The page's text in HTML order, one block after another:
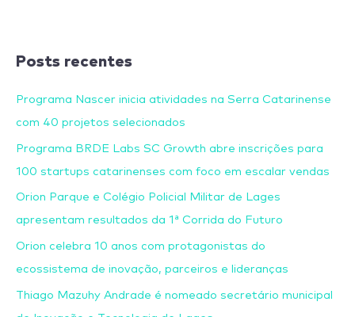
Posts recentes
Programa Nascer inicia atividades na Serra Catarinense
com 40 projetos selecionados
Programa BRDE Labs SC Growth abre inscrições para
100 startups catarinenses com foco em escalar vendas
Orion Parque e Colégio Policial Militar de Lages
apresentam resultados da 1ª Corrida do Futuro
Orion celebra 10 anos com protagonistas do
ecossistema de inovação, parceiros e lideranças
Thiago Mazuhy Andrade é nomeado secretário municipal